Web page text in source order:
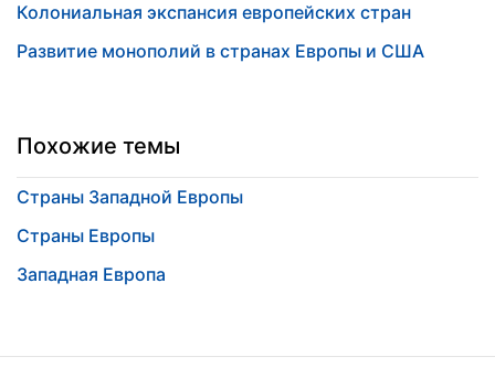
Колониальная экспансия европейских стран
Развитие монополий в странах Европы и США
Похожие темы
Страны Западной Европы
Страны Европы
Западная Европа